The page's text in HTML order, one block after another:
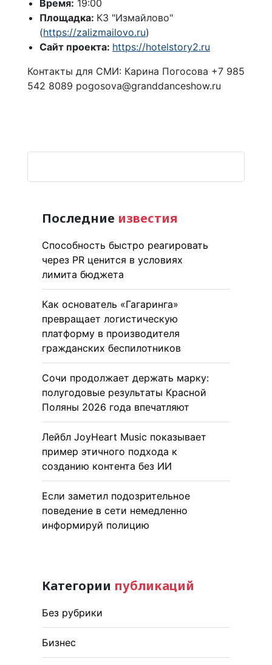
Время: 19:00
Площадка: КЗ "Измайлово"
(https://zalizmailovo.ru)
Сайт проекта: https://hotelstory2.ru
Контакты для СМИ: Карина Погосова +7 985
542 8089 pogosova@granddanceshow.ru
Последние известия
Способность быстро реагировать
через PR ценится в условиях
лимита бюджета
Как основатель «Гагаринга»
превращает логистическую
платформу в производителя
гражданских беспилотников
Сочи продолжает держать марку:
полугодовые результаты Красной
Поляны 2026 года впечатляют
Лейбл JoyHeart Music показывает
пример этичного подхода к
созданию контента без ИИ
Если заметил подозрительное
поведение в сети немедленно
информируй полицию
Категории публикаций
Без рубрики
Бизнес